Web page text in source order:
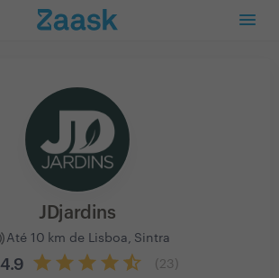
JDjardins
Até 10 km de Lisboa, Sintra
4.9 23